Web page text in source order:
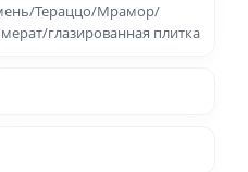
Тераццо/Мрамор/
глазированная плитка